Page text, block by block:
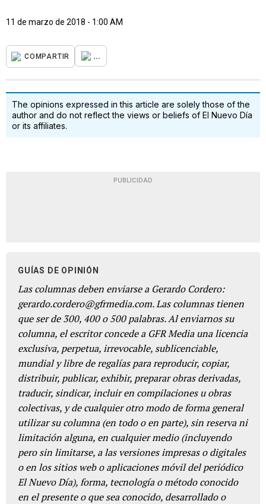
11 de marzo de 2018 - 1:00 AM
COMPARTIR ...
The opinions expressed in this article are solely those of the
author and do not reflect the views or beliefs of El Nuevo Día
or its affiliates.
PUBLICIDAD
GUÍAS DE OPINIÓN
Las columnas deben enviarse a Gerardo Cordero:
gerardo.cordero@gfrmedia.com. Las columnas tienen
que ser de 300, 400 o 500 palabras. Al enviarnos su
columna, el escritor concede a GFR Media una licencia
exclusiva, perpetua, irrevocable, sublicenciable,
mundial y libre de regalías para reproducir, copiar,
distribuir, publicar, exhibir, preparar obras derivadas,
traducir, sindicar, incluir en compilaciones u obras
colectivas, y de cualquier otro modo de forma general
utilizar su columna (en todo o en parte), sin reserva ni
limitación alguna, en cualquier medio (incluyendo
pero sin limitarse, a las versiones impresas o digitales
o en los sitios web o aplicaciones móvil del periódico
El Nuevo Día), forma, tecnología o método conocido
en el presente o que sea conocido, desarrollado o